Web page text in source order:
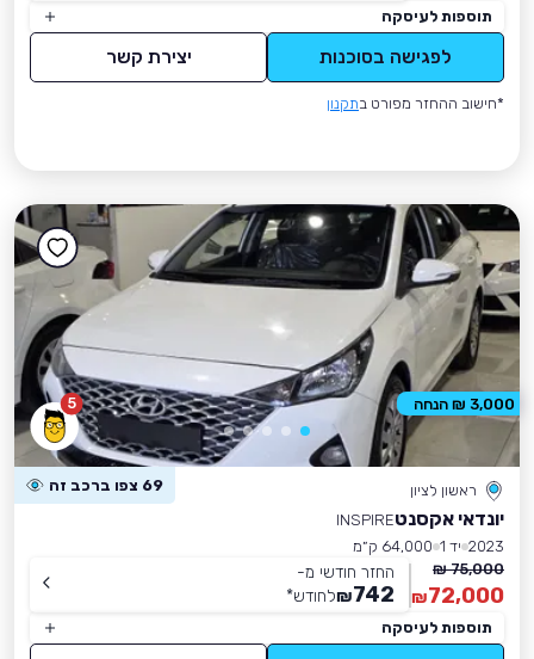
תוספות לעיסקה
לפגישה בסוכנות יצירת קשר
*חישוב ההחזר מפורט בתקנון
5
ראשון לציון 69 צפו ברכב זה
יונדאי אקסנטINSPIRE
2023 יד 1
64,000 ק״מ
75,000 ₪
72,000
₪
החזר חודשי מ-
742
₪לחודש*
תוספות לעיסקה
3,000 ₪ הנחה